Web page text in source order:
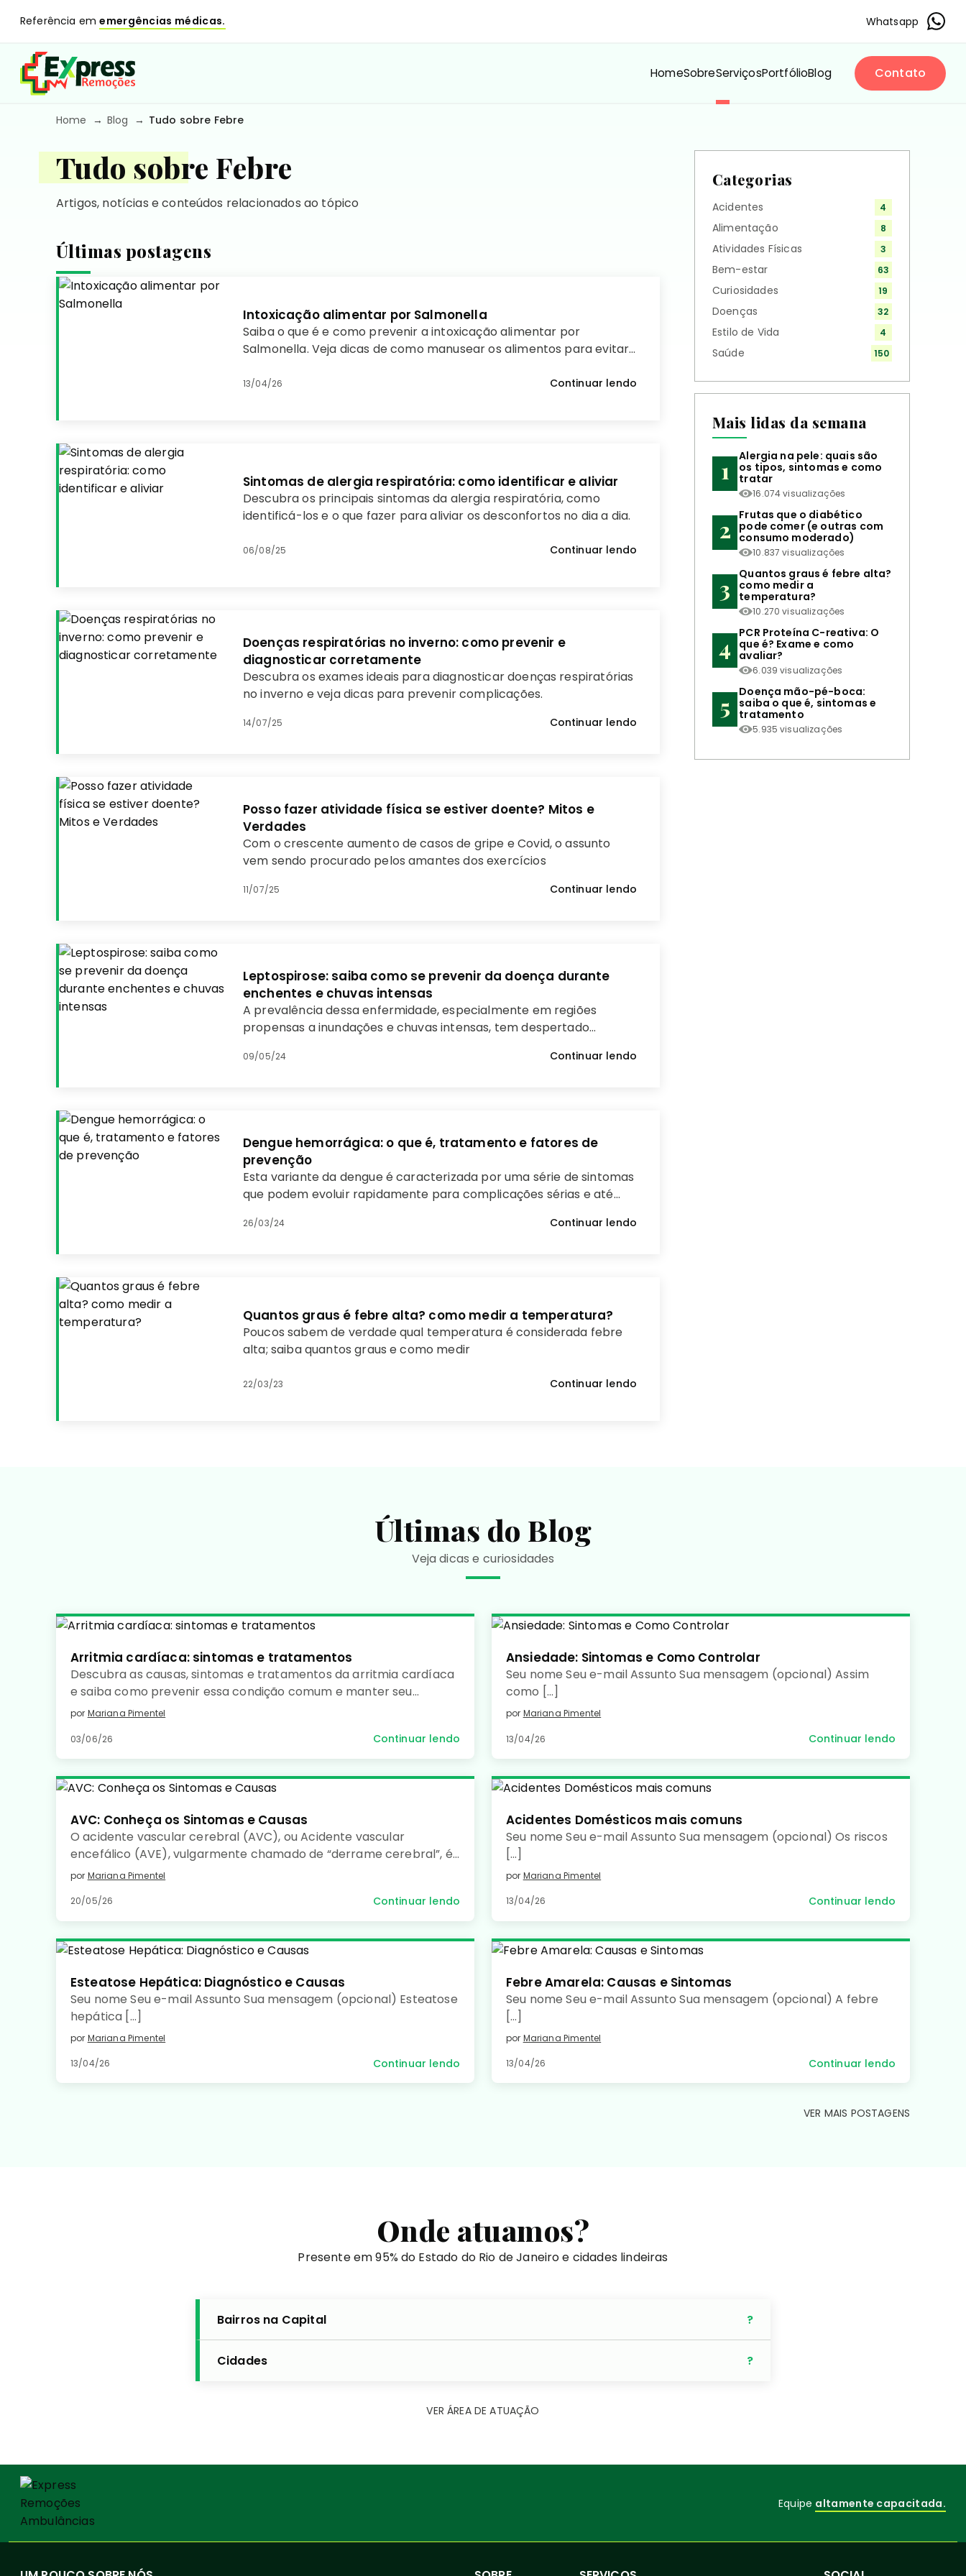
Referência ememergências médicas. Whatsapp
HomeSobreServiçosPortfólioBlog Contato
Home Blog Tudo sobre Febre
Tudo sobre Febre
Artigos, notícias e conteúdos relacionados ao tópico
Últimas postagens
Intoxicação alimentar por Salmonella
Saiba o que é e como prevenir a intoxicação alimentar por
Salmonella. Veja dicas de como manusear os alimentos para evitar
13/04/26 Continuar lendo
Sintomas de alergia respiratória: como identificar e aliviar
Descubra os principais sintomas da alergia respiratória, como
identificá-los e o que fazer para aliviar os desconfortos no dia a dia.
06/08/25 Continuar lendo
Doenças respiratórias no inverno: como prevenir e
diagnosticar corretamente
Descubra os exames ideais para diagnosticar doenças respiratórias
no inverno e veja dicas para prevenir complicações.
14/07/25 Continuar lendo
Posso fazer atividade física se estiver doente? Mitos e
Verdades
Com o crescente aumento de casos de gripe e Covid, o assunto
vem sendo procurado pelos amantes dos exercícios
11/07/25 Continuar lendo
Leptospirose: saiba como se prevenir da doença durante
enchentes e chuvas intensas
A prevalência dessa enfermidade, especialmente em regiões
propensas a inundações e chuvas intensas, tem despertado
09/05/24 Continuar lendo
Dengue hemorrágica: o que é, tratamento e fatores de
prevenção
Esta variante da dengue é caracterizada por uma série de sintomas
que podem evoluir rapidamente para complicações sérias e até
26/03/24 Continuar lendo
Quantos graus é febre alta? como medir a temperatura?
Poucos sabem de verdade qual temperatura é considerada febre
alta; saiba quantos graus e como medir
22/03/23 Continuar lendo
Categorias
Acidentes 4
Alimentação 8
Atividades Físicas 3
Bem-estar 63
Curiosidades 19
Doenças 32
Estilo de Vida 4
Saúde 150
Mais lidas da semana
Alergia na pele: quais são
os tipos, sintomas e como
tratar
16.074 visualizações
Frutas que o diabético
pode comer (e outras com
consumo moderado)
10.837 visualizações
Quantos graus é febre alta?
como medir a
temperatura?
10.270 visualizações
PCR Proteína C-reativa: O
que é? Exame e como
avaliar?
6.039 visualizações
Doença mão-pé-boca:
saiba o que é, sintomas e
tratamento
5.935 visualizações
Últimas do Blog
Veja dicas e curiosidades
Arritmia cardíaca: sintomas e tratamentos
Descubra as causas, sintomas e tratamentos da arritmia cardíaca
e saiba como prevenir essa condição comum e manter seu
coração saudável. Leia no detalhe!
por Mariana Pimentel
03/06/26 Continuar lendo
Ansiedade: Sintomas e Como Controlar
Seu nome Seu e-mail Assunto Sua mensagem (opcional) Assim
como […]
por Mariana Pimentel
13/04/26 Continuar lendo
AVC: Conheça os Sintomas e Causas
O acidente vascular cerebral (AVC), ou Acidente vascular
encefálico (AVE), vulgarmente chamado de “derrame cerebral”, é
uma doença de início súbito, caracterizada pela falta de irrigação
de tecido cerebral.
por Mariana Pimentel
20/05/26 Continuar lendo
Acidentes Domésticos mais comuns
Seu nome Seu e-mail Assunto Sua mensagem (opcional) Os riscos
[…]
por Mariana Pimentel
13/04/26 Continuar lendo
Esteatose Hepática: Diagnóstico e Causas
Seu nome Seu e-mail Assunto Sua mensagem (opcional) Esteatose
hepática […]
por Mariana Pimentel
13/04/26 Continuar lendo
Febre Amarela: Causas e Sintomas
Seu nome Seu e-mail Assunto Sua mensagem (opcional) A febre
[…]
por Mariana Pimentel
13/04/26 Continuar lendo
VER MAIS POSTAGENS
Onde atuamos?
Presente em 95% do Estado do Rio de Janeiro e cidades lindeiras
Bairros na Capital
Cidades
VER ÁREA DE ATUAÇÃO
Equipe altamente capacitada.